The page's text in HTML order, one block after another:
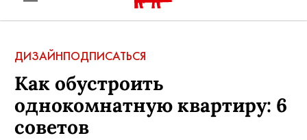
ДИЗАЙНПОДПИСАТЬСЯ
Как обустроить
однокомнатную квартиру: 6
советов